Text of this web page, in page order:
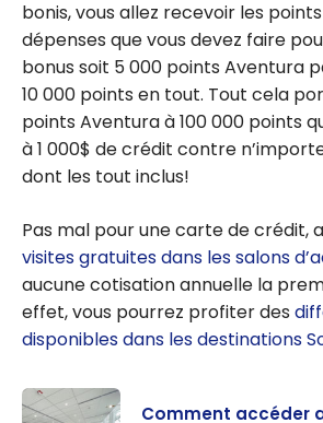
bonis, vous allez recevoir les
dépenses que vous devez faire
bonus soit 5 000 points Aventura
10 000 points en tout. Tout cela
points Aventura à 100 000 points
à 1 000$ de crédit contre
dont les tout inclus!
Pas mal pour une carte de crédit,
visites gratuites dans les salons
aucune cotisation annuelle la
effet, vous pourrez profiter des
disponibles dans les destinations
Comment accéder